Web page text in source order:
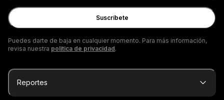
electrónico
Suscríbete
Puedes darte de baja en cualquier momento. Para más información,
revisa nuestra política de privacidad.
Reportes